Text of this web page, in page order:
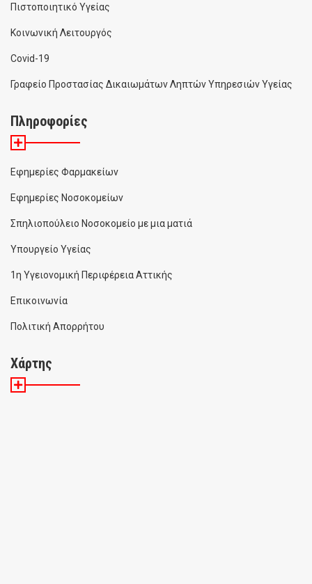
Πιστοποιητικό Υγείας
Κοινωνική Λειτουργός
Covid-19
Γραφείο Προστασίας Δικαιωμάτων Ληπτών Υπηρεσιών Υγείας
Πληροφορίες
Εφημερίες Φαρμακείων
Εφημερίες Νοσοκομείων
Σπηλιοπούλειο Νοσοκομείο με μια ματιά
Υπουργείο Υγείας
1η Υγειονομική Περιφέρεια Αττικής
Επικοινωνία
Πολιτική Απορρήτου
Χάρτης